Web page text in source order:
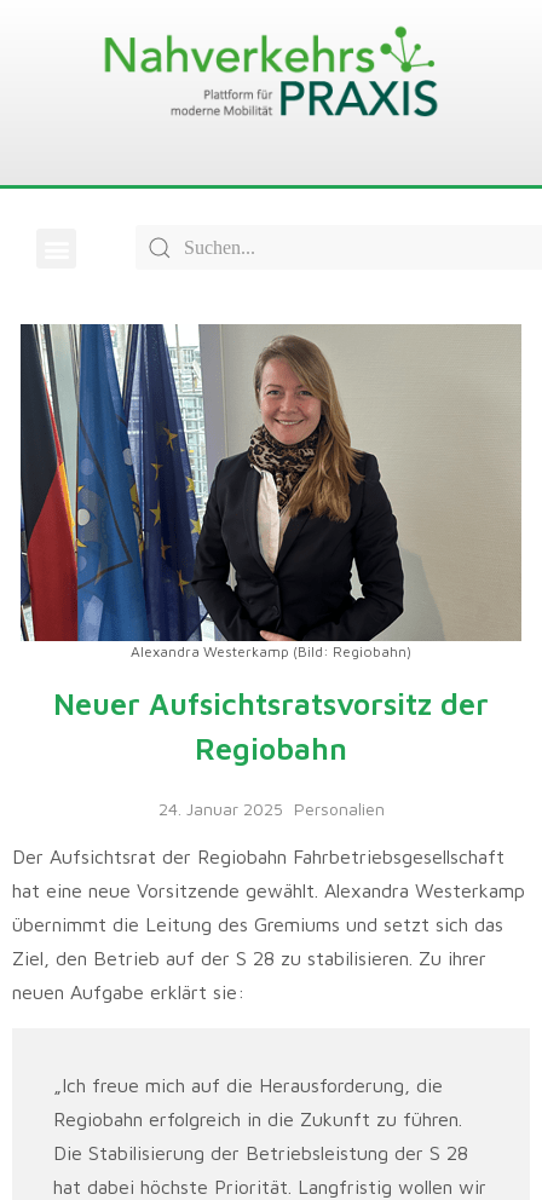
Alexandra Westerkamp (Bild: Regiobahn)
Neuer Aufsichtsratsvorsitz der
Regiobahn
24. Januar 2025 Personalien
Der Aufsichtsrat der Regiobahn Fahrbetriebsgesellschaft
hat eine neue Vorsitzende gewählt. Alexandra Westerkamp
übernimmt die Leitung des Gremiums und setzt sich das
Ziel, den Betrieb auf der S 28 zu stabilisieren. Zu ihrer
neuen Aufgabe erklärt sie:
„Ich freue mich auf die Herausforderung, die
Regiobahn erfolgreich in die Zukunft zu führen.
Die Stabilisierung der Betriebsleistung der S 28
hat dabei höchste Priorität. Langfristig wollen wir